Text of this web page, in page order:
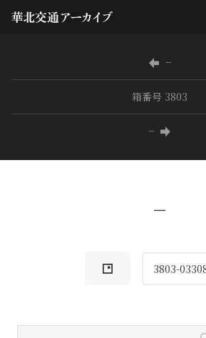
−
箱番号 3803
−
−
3803-